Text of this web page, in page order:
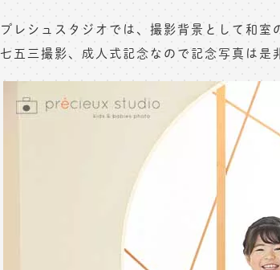
プレシュスタジオでは、撮影背景として和室
七五三撮影、成人式記念なので記念写真は是